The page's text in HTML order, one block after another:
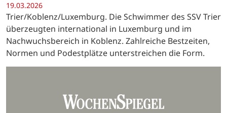
19.03.2026
Trier/Koblenz/Luxemburg. Die Schwimmer des SSV Trier
überzeugten international in Luxemburg und im
Nachwuchsbereich in Koblenz. Zahlreiche Bestzeiten,
Normen und Podestplätze unterstreichen die Form.